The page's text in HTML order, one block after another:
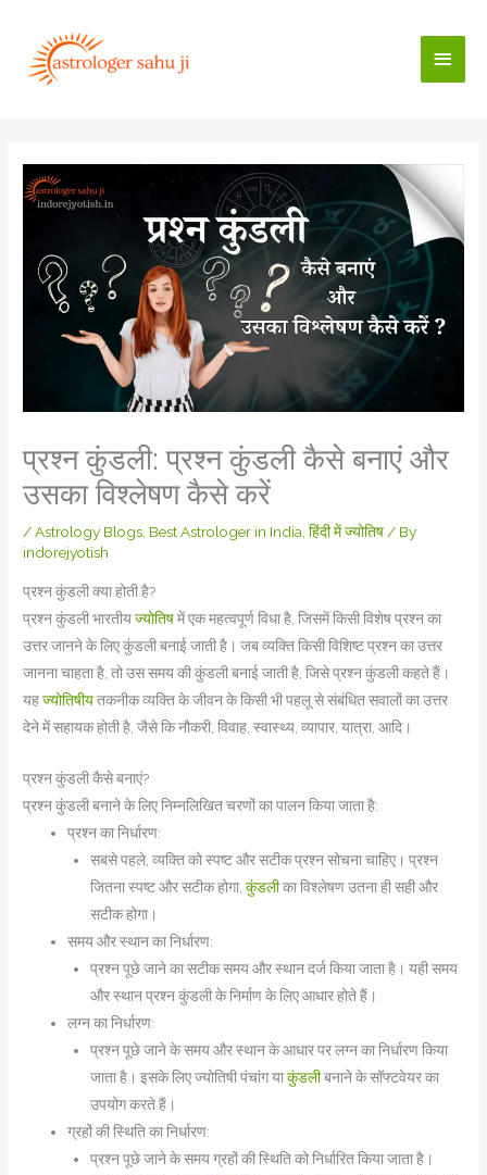
content
Main
प्रश्न कुंडली: प्रश्न कुंडली कैसे बनाएं और
उसका विश्लेषण कैसे करें
/Astrology Blogs, Best Astrologer in India,हिंदी में ज्योतिष/ By
indorejyotish
प्रश्न कुंडली क्या होती है?
प्रश्न कुंडली भारतीयज्योतिषमें एक महत्वपूर्ण विधा है, जिसमें किसी विशेष प्रश्न का
उत्तर जानने के लिए कुंडली बनाई जाती है। जब व्यक्ति किसी विशिष्ट प्रश्न का उत्तर
जानना चाहता है, तो उस समय की कुंडली बनाई जाती है, जिसे प्रश्न कुंडली कहते हैं।
यहज्योतिषीयतकनीक व्यक्ति के जीवन के किसी भी पहलू से संबंधित सवालों का उत्तर
देने में सहायक होती है, जैसे कि नौकरी, विवाह, स्वास्थ्य, व्यापार, यात्रा, आदि।
प्रश्न कुंडली कैसे बनाएं?
प्रश्न कुंडली बनाने के लिए निम्नलिखित चरणों का पालन किया जाता है:
प्रश्न का निर्धारण:
सबसे पहले, व्यक्ति को स्पष्ट और सटीक प्रश्न सोचना चाहिए। प्रश्न
जितना स्पष्ट और सटीक होगा, कुंडलीका विश्लेषण उतना ही सही और
सटीक होगा।
समय और स्थान का निर्धारण:
प्रश्न पूछे जाने का सटीक समय और स्थान दर्ज किया जाता है। यही समय
और स्थान प्रश्न कुंडली के निर्माण के लिए आधार होते हैं।
लग्न का निर्धारण:
प्रश्न पूछे जाने के समय और स्थान के आधार पर लग्न का निर्धारण किया
जाता है। इसके लिए ज्योतिषी पंचांग याकुंडलीबनाने के सॉफ्टवेयर का
उपयोग करते हैं।
ग्रहों की स्थिति का निर्धारण:
प्रश्न पूछे जाने के समय ग्रहों की स्थिति को निर्धारित किया जाता है।